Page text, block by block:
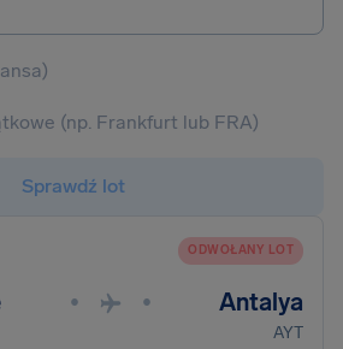
Sprawdź lot
ODWOŁANY LOT
• • Antalya
AYT